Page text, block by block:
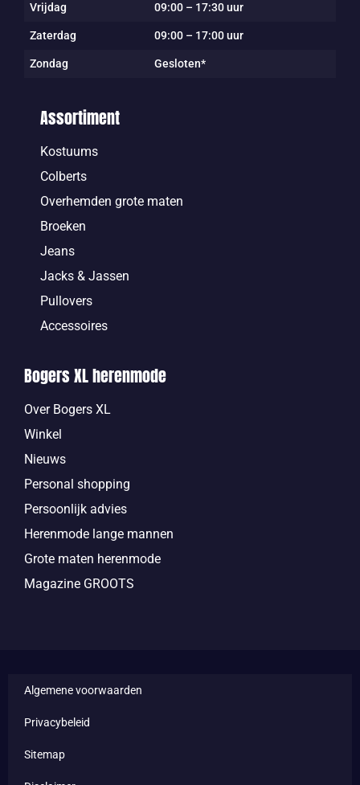
Vrijdag 09:00 – 17:30 uur
Zaterdag 09:00 – 17:00 uur
Zondag Gesloten*
Assortiment
Kostuums
Colberts
Overhemden grote maten
Broeken
Jeans
Jacks & Jassen
Pullovers
Accessoires
Bogers XL herenmode
Over Bogers XL
Winkel
Nieuws
Personal shopping
Persoonlijk advies
Herenmode lange mannen
Grote maten herenmode
Magazine GROOTS
Algemene voorwaarden
Privacybeleid
Sitemap